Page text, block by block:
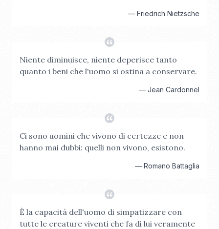
— Friedrich Nietzsche
Niente diminuisce, niente deperisce tanto
quanto i beni che l'uomo si ostina a conservare.
— Jean Cardonnel
Ci sono uomini che vivono di certezze e non
hanno mai dubbi: quelli non vivono, esistono.
— Romano Battaglia
È la capacità dell'uomo di simpatizzare con
tutte le creature viventi che fa di lui veramente